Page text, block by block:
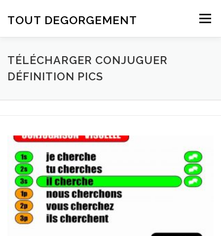
TOUT DEGORGEMENT Menu
TÉLÉCHARGER CONJUGUER
DÉFINITION PICS